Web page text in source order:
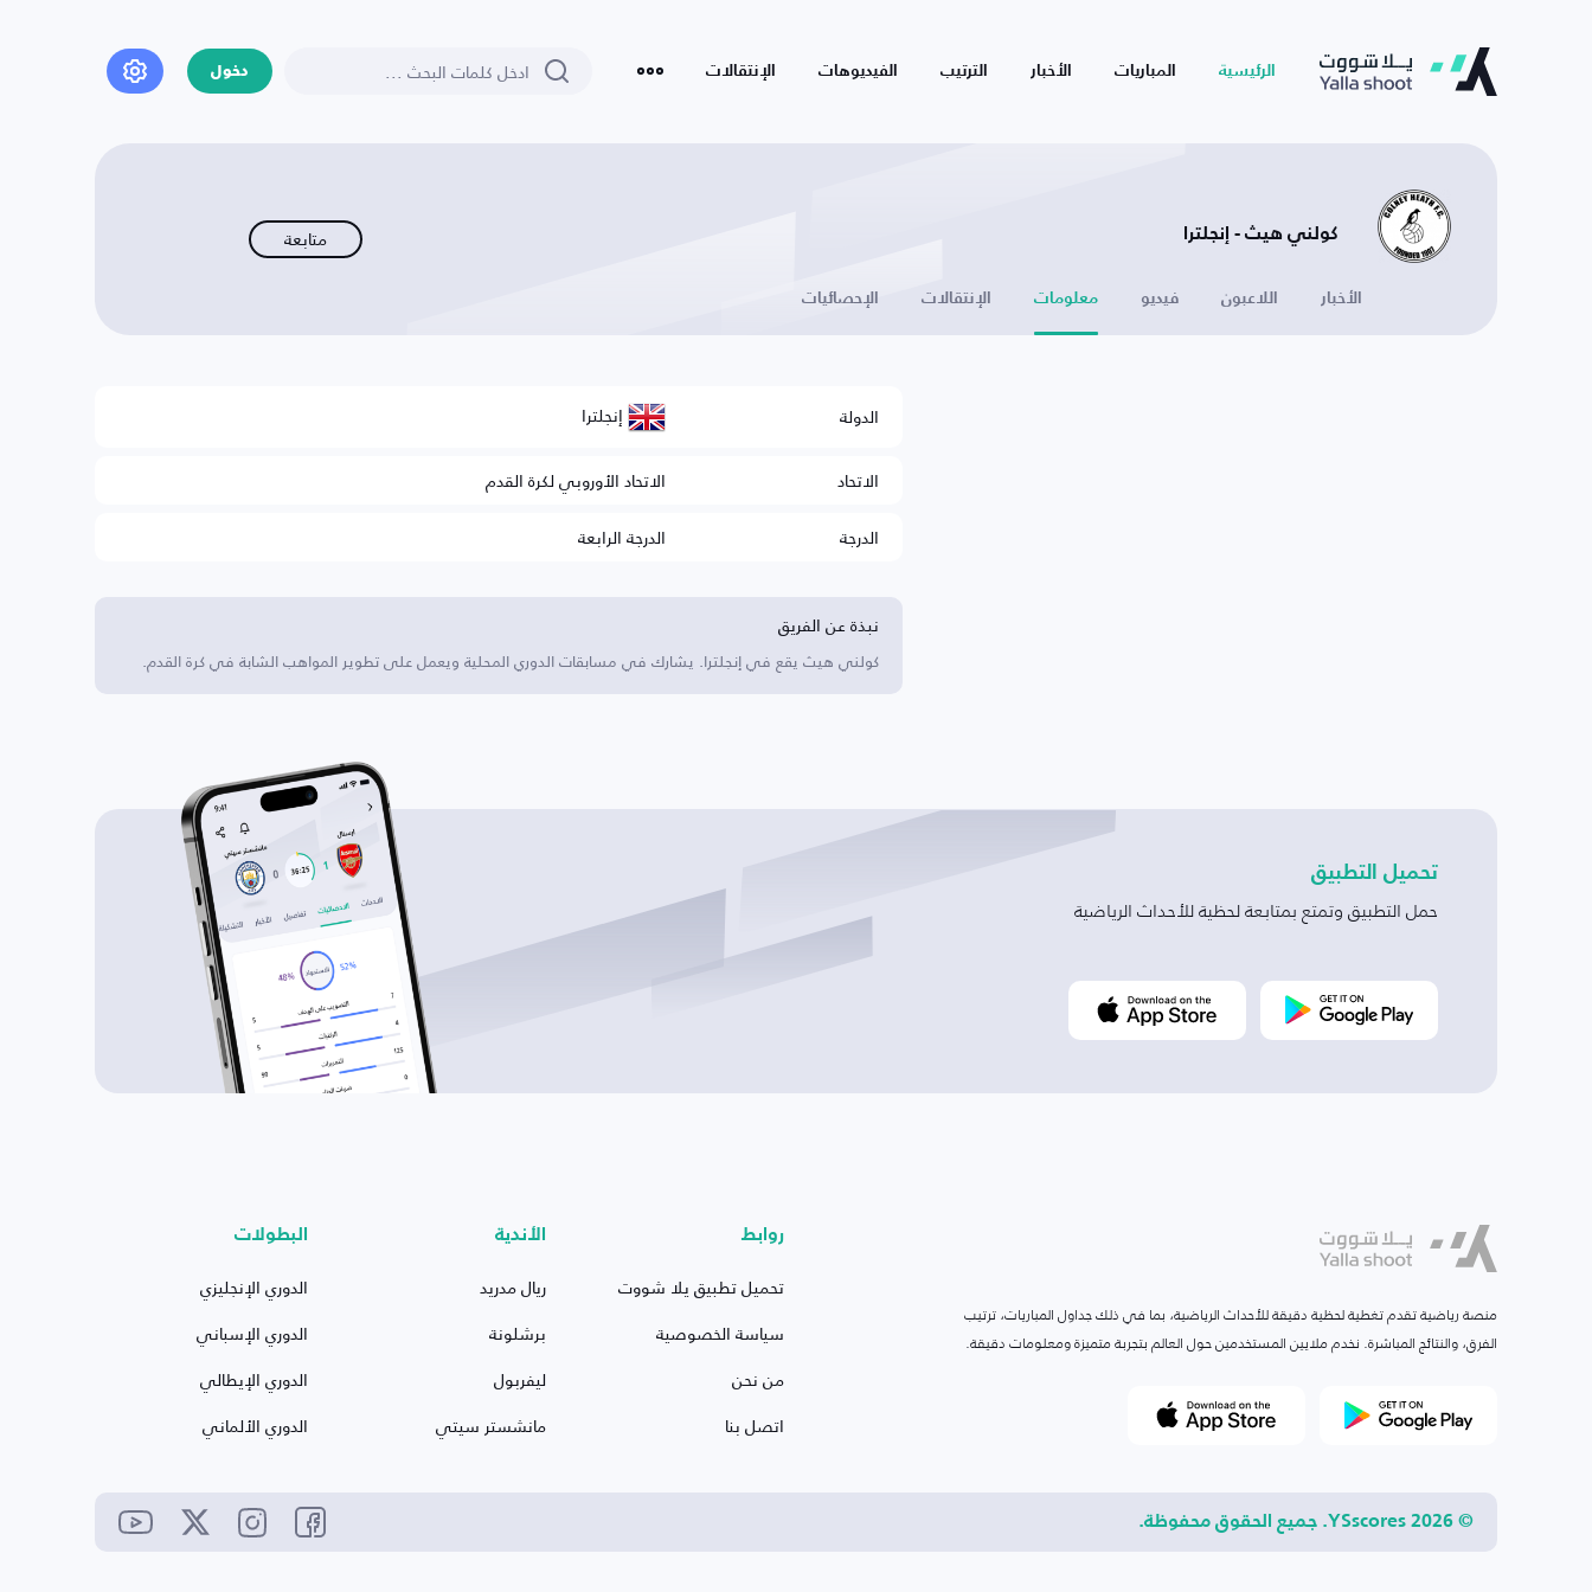
الرئيسية المباريات الأخبار الترتيب الفيديوهات الإنتقالات دخول
كولني هيث - إنجلترا متابعة
الأخبار اللاعبون فيديو معلومات الإنتقالات الإحصائيات
الدولة إنجلترا
الاتحاد
الاتحاد الأوروبي لكرة القدم
الدرجة
الدرجة الرابعة
نبذة عن الفريق
كولني هيث يقع في إنجلترا. يشارك في مسابقات الدوري المحلية ويعمل على تطوير المواهب الشابة في كرة القدم.
تحميل التطبيق
حمل التطبيق وتمتع بمتابعة لحظية للأحداث الرياضية
منصة رياضية تقدم تغطية لحظية دقيقة للأحداث الرياضية، بما في ذلك جداول المباريات، ترتيب
الفرق، والنتائج المباشرة. نخدم ملايين المستخدمين حول العالم بتجربة متميزة ومعلومات دقيقة.
روابط
تحميل تطبيق يلا شووت
سياسة الخصوصية
من نحن
اتصل بنا
الأندية
ريال مدريد
برشلونة
ليفربول
مانشستر سيتي
البطولات
الدوري الإنجليزي
الدوري الإسباني
الدوري الإيطالي
الدوري الألماني
© 2026 YSscores. جميع الحقوق محفوظة.